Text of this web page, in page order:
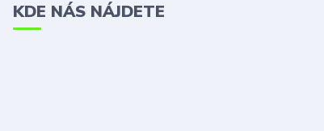
KDE NÁS NÁJDETE